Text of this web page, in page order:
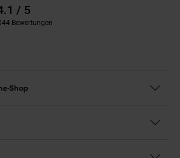
/ 5
Bewertungen
Shop